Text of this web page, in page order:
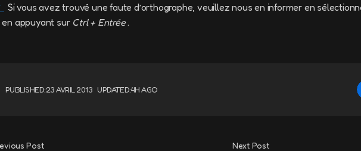
Si vous avez trouvé une faute d’orthographe, veuillez nous en informer en
appuyant sur Ctrl + Entrée.
PUBLISHED:23 AVRIL 2013 UPDATED:4H AGO
Post Next Post